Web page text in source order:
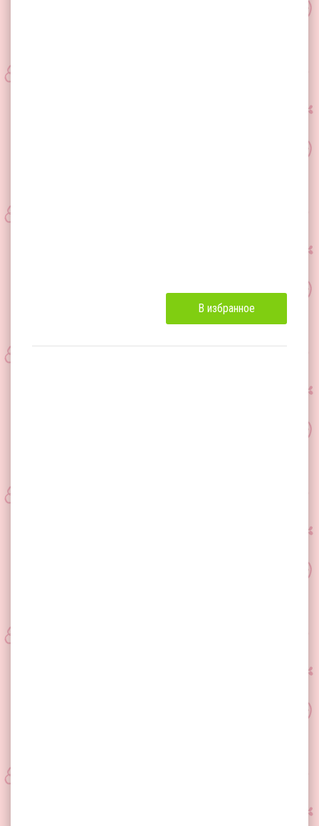
В избранное